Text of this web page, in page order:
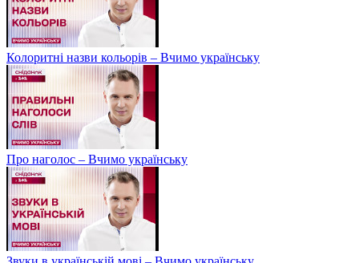
Колоритні назви кольорів – Вчимо українську
Про наголос – Вчимо українську